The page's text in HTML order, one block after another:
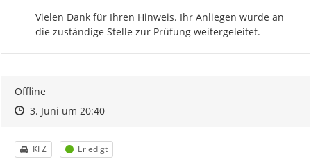
Vielen Dank für Ihren Hinweis. Ihr Anliegen wurde an
die zuständige Stelle zur Prüfung weitergeleitet.
Offline
Zeitpunkt des Erstellens
Zeitpunkt des Erstellens
3. Juni um 20:40Zur Äußerung
Kategorie
KFZ Status
Erledigt